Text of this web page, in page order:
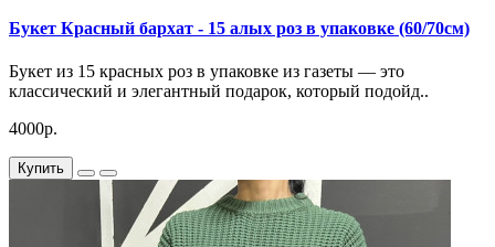
Букет Красный бархат - 15 алых роз в упаковке (60/70см)
Букет из 15 красных роз в упаковке из газеты — это
классический и элегантный подарок, который подойд..
4000р.
Купить